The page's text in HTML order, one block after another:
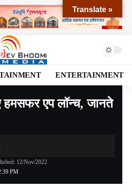
ENTERTAINMENT
>UTTARAKHAND>ड्राइवरों के लिए हमसफर एप लॉन्च, जानते है पूरी खबर।
हमसफर एप लॉन्च, जानते
PM
12/Nov/2022
Translate »